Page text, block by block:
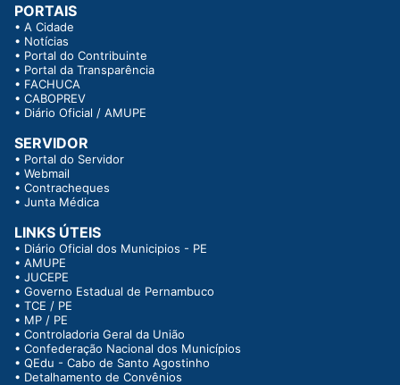
PORTAIS
• A Cidade
• Notícias
• Portal do Contribuinte
• Portal da Transparência
• FACHUCA
• CABOPREV
• Diário Oficial / AMUPE
SERVIDOR
• Portal do Servidor
• Webmail
• Contracheques
• Junta Médica
LINKS ÚTEIS
• Diário Oficial dos Municipios - PE
• AMUPE
• JUCEPE
• Governo Estadual de Pernambuco
• TCE / PE
• MP / PE
• Controladoria Geral da União
• Confederação Nacional dos Municípios
• QEdu - Cabo de Santo Agostinho
• Detalhamento de Convênios